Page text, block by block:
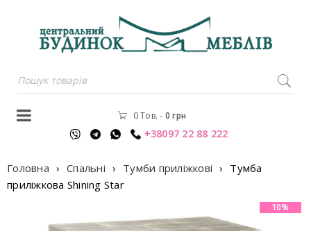
0 Тов. - 0грн
+38097 22 88 222
Головна › Спальні › Тумби приліжкові › Тумба
приліжкова Shining Star
10%